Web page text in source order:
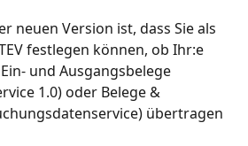
neuen Version ist, dass Sie als
festlegen können, ob Ihr:e
und Ausgangsbelege
1.0) oder Belege &
übertragen